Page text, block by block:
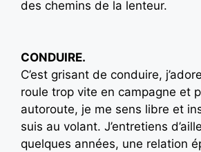
des chemins de la lenteur.
CONDUIRE.
C’est grisant de conduire,
roule trop vite en campagne et
autoroute, je me sens libre et
suis au volant. J’entretiens
quelques années, une relation